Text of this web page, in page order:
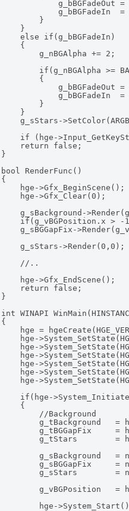
g_bBGFadeOut =
g_bBGFadeIn  =
        }
    }
    else if(g_bBGFadeIn)
    {
        g_nBGAlpha += 2;
if(g_nBGAlpha >=
        {
g_bBGFadeOut =
g_bBGFadeIn  =
        }
    }
g_sStars-
if (hge-
    return false;
}
bool RenderFunc()
{
    hge->Gfx_BeginScene();
    hge->Gfx_Clear(0);
g_sBackground-
if(g_vBGPosition.x >
g_sBGGapFix-
    g_sStars->Render(0,0);
    //..
    hge->Gfx_EndScene();
    return false;
}
int WINAPI
{
hge =
hge-
hge-
hge-
hge-
hge-
hge-
if(hge-
    {
        //Background
g_tBackground   =
g_tBGGapFix     =
g_tStars        =
g_sBackground   =
g_sBGGapFix     =
g_sStars        =
g_vBGPosition   =
hge-